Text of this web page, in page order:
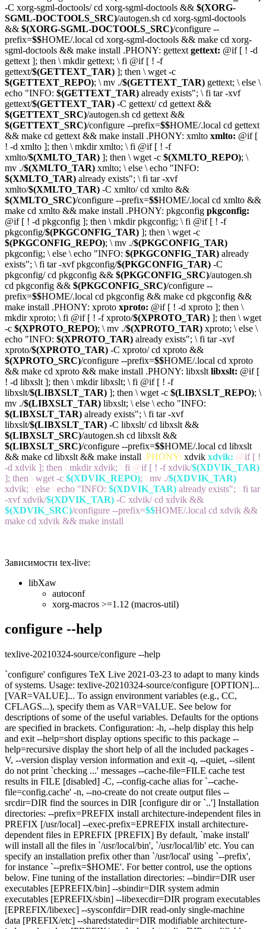
-C xorg-sgml-doctools/ cd xorg-sgml-doctools && $(XORG-
SGML-DOCTOOLS_SRC)/autogen.sh cd xorg-sgml-doctools
&& $(XORG-SGML-DOCTOOLS_SRC)/configure --
prefix=$$HOME/.local cd xorg-sgml-doctools && make cd xorg-
sgml-doctools && make install .PHONY: gettext gettext: @if [ ! -d
gettext ]; then \ mkdir gettext; \ fi @if [ ! -f
gettext/$(GETTEXT_TAR) ]; then \ wget -c
$(GETTEXT_REPO); \ mv ./$(GETTEXT_TAR) gettext; \ else \
echo "INFO: $(GETTEXT_TAR) already exists"; \ fi tar -xvf
gettext/$(GETTEXT_TAR) -C gettext/ cd gettext &&
$(GETTEXT_SRC)/autogen.sh cd gettext &&
$(GETTEXT_SRC)/configure --prefix=$$HOME/.local cd gettext
&& make cd gettext && make install .PHONY: xmlto xmlto: @if [
! -d xmlto ]; then \ mkdir xmlto; \ fi @if [ ! -f
xmlto/$(XMLTO_TAR) ]; then \ wget -c $(XMLTO_REPO); \
mv ./$(XMLTO_TAR) xmlto; \ else \ echo "INFO:
$(XMLTO_TAR) already exists"; \ fi tar -xvf
xmlto/$(XMLTO_TAR) -C xmlto/ cd xmlto &&
$(XMLTO_SRC)/configure --prefix=$$HOME/.local cd xmlto &&
make cd xmlto && make install .PHONY: pkgconfig pkgconfig:
@if [ ! -d pkgconfig ]; then \ mkdir pkgconfig; \ fi @if [ ! -f
pkgconfig/$(PKGCONFIG_TAR) ]; then \ wget -c
$(PKGCONFIG_REPO); \ mv ./$(PKGCONFIG_TAR)
pkgconfig; \ else \ echo "INFO: $(PKGCONFIG_TAR) already
exists"; \ fi tar -xvf pkgconfig/$(PKGCONFIG_TAR) -C
pkgconfig/ cd pkgconfig && $(PKGCONFIG_SRC)/autogen.sh
cd pkgconfig && $(PKGCONFIG_SRC)/configure --
prefix=$$HOME/.local cd pkgconfig && make cd pkgconfig &&
make install .PHONY: xproto xproto: @if [ ! -d xproto ]; then \
mkdir xproto; \ fi @if [ ! -f xproto/$(XPROTO_TAR) ]; then \ wget
-c $(XPROTO_REPO); \ mv ./$(XPROTO_TAR) xproto; \ else \
echo "INFO: $(XPROTO_TAR) already exists"; \ fi tar -xvf
xproto/$(XPROTO_TAR) -C xproto/ cd xproto &&
$(XPROTO_SRC)/configure --prefix=$$HOME/.local cd xproto
&& make cd xproto && make install .PHONY: libxslt libxslt: @if [
! -d libxslt ]; then \ mkdir libxslt; \ fi @if [ ! -f
libxslt/$(LIBXSLT_TAR) ]; then \ wget -c $(LIBXSLT_REPO); \
mv ./$(LIBXSLT_TAR) libxslt; \ else \ echo "INFO:
$(LIBXSLT_TAR) already exists"; \ fi tar -xvf
libxslt/$(LIBXSLT_TAR) -C libxslt/ cd libxslt &&
$(LIBXSLT_SRC)/autogen.sh cd libxslt &&
$(LIBXSLT_SRC)/configure --prefix=$$HOME/.local cd libxslt
&& make cd libxslt && make install .PHONY: xdvik xdvik: @if [ !
-d xdvik ]; then \ mkdir xdvik; \ fi @if [ ! -f xdvik/$(XDVIK_TAR)
]; then \ wget -c $(XDVIK_REPO); \ mv ./$(XDVIK_TAR)
xdvik; \ else \ echo "INFO: $(XDVIK_TAR) already exists"; \ fi tar
-xvf xdvik/$(XDVIK_TAR) -C xdvik/ cd xdvik &&
$(XDVIK_SRC)/configure --prefix=$$HOME/.local cd xdvik &&
make cd xdvik && make install
Зависимости tex-live:
libXaw
autoconf
xorg-macros >=1.12 (macros-util)
configure --help
texlive-20210324-source/configure --help
`configure' configures TeX Live 2021-03-23 to adapt to many kinds of systems. Usage: texlive-20210324-source/configure [OPTION]... [VAR=VALUE]... To assign environment variables (e.g., CC, CFLAGS...), specify them as VAR=VALUE. See below for descriptions of some of the useful variables. Defaults for the options are specified in brackets. Configuration: -h, --help display this help and exit --help=short display options specific to this package --help=recursive display the short help of all the included packages -V, --version display version information and exit -q, --quiet, --silent do not print `checking ...' messages --cache-file=FILE cache test results in FILE [disabled] -C, --config-cache alias for `--cache-file=config.cache' -n, --no-create do not create output files --srcdir=DIR find the sources in DIR [configure dir or `..'] Installation directories: --prefix=PREFIX install architecture-independent files in PREFIX [/usr/local] --exec-prefix=EPREFIX install architecture-dependent files in EPREFIX [PREFIX] By default, `make install' will install all the files in `/usr/local/bin', `/usr/local/lib' etc. You can specify an installation prefix other than `/usr/local' using `--prefix', for instance `--prefix=$HOME'. For better control, use the options below. Fine tuning of the installation directories: --bindir=DIR user executables [EPREFIX/bin] --sbindir=DIR system admin executables [EPREFIX/sbin] --libexecdir=DIR program executables [EPREFIX/libexec] --sysconfdir=DIR read-only single-machine data [PREFIX/etc] --sharedstatedir=DIR modifiable architecture-independent data [PREFIX/com] --localstatedir=DIR modifiable single-machine data [PREFIX/var] --libdir=DIR object code libraries [EPREFIX/lib] --includedir=DIR C header files [PREFIX/include] --oldincludedir=DIR C header files for non-gcc [/usr/include] --datarootdir=DIR read-only arch.-independent data root [PREFIX/share] --datadir=DIR read-only architecture-independent data [DATAROOTDIR] --infodir=DIR info documentation [DATAROOTDIR/info] --localedir=DIR locale-dependent data [DATAROOTDIR/locale] --mandir=DIR man documentation [DATAROOTDIR/man] --docdir=DIR documentation root [DATAROOTDIR/doc/tex-live] --htmldir=DIR html documentation [DOCDIR] --dvidir=DIR dvi documentation [DOCDIR] --pdfdir=DIR pdf documentation [DOCDIR] --psdir=DIR ps documentation [DOCDIR] Program names: --program-prefix=PREFIX prepend PREFIX to installed program names --program-suffix=SUFFIX append SUFFIX to installed program names --program-transform-name=PROGRAM run sed PROGRAM on installed program names X features: --x-includes=DIR X include files are in DIR --x-libraries=DIR X library files are in DIR System types: --build=BUILD configure for building on BUILD [guessed] --host=HOST cross-compile to build programs to run on HOST [BUILD] Optional Features: --disable-option-checking ignore unrecognized --enable/--with options --disable-FEATURE do not include FEATURE (same as --enable-FEATURE=no) --enable-FEATURE[=ARG] include FEATURE [ARG=yes] --disable-missing terminate if a requested program or feature must be disabled, e.g., due to missing libraries --disable-all-pkgs do not build packages unless explicitly enabled --disable-native-texlive-build do not build for the TeX Live binary distribution --enable-multiplatform put executables into bin/PLATFORM and libraries into lib/PLATFORM --enable-cxx-runtime-hack link C++ runtime statically --enable-libtool-hack ignore libtool dependency_libs --disable-autosp do not build the autosp package --disable-axodraw2 do not build the axodraw2 package --disable-devnag do not build the devnag package --disable-lacheck do not build the lacheck package --disable-m-tx do not build the m-tx package --disable-pmx do not build the pmx package --disable-ps2eps do not build the ps2eps package --disable-t1utils do not build the t1utils package --disable-texdoctk do not build the texdoctk package --disable-tpic2pdftex do not build the tpic2pdftex package --disable-vlna do not build the vlna package --enable-xindy build the xindy package --enable-xindy-rules build and install make-rules package --enable-xindy-docs build and install documentation --disable-xml2pmx do not build the xml2pmx package --disable-xpdfopen do not build the xpdfopen package --disable-web2c do not build the web2c (TeX & Co.) package --enable-auto-core cause TeX&MF to dump core, given a certain filename --disable-dump-share make fmt/base files architecture-dependent --disable-ipc disable TeX's --ipc option, i.e., pipe to a program --disable-tex do not compile and install TeX --enable-tex-synctex build TeX with SyncTeX support --enable-etex compile and install e-TeX --disable-etex-synctex build e-TeX without SyncTeX support --disable-ptex do not compile and install pTeX --disable-ptex-synctex build pTeX without SyncTeX support --disable-eptex do not compile and install e-pTeX --disable-eptex-synctex build e-pTeX without SyncTeX support --disable-uptex do not compile and install upTeX --disable-uptex-synctex build upTeX without SyncTeX support --disable-euptex do not compile and install e-upTeX --disable-euptex-synctex build e-upTeX without SyncTeX support --disable-aleph do not compile and install Aleph --disable-pdftex do not compile and install pdfTeX --disable-pdftex-synctex build pdfTeX without SyncTeX support --disable-luatex do not compile and install LuaTeX --disable-luajittex do not compile and install LuaJITTeX --disable-luahbtex do not compile and install LuaHBTeX --disable-luajithbtex do not compile and install LuaHBJITTeX --disable-mp do not compile and install MetaPost --disable-pmp do not compile and install pMetaPost --disable-upmp do not compile and install upMetaPost --disable-xetex do not compile and install XeTeX --disable-xetex-synctex build XeTeX without SyncTeX support --disable-mf do not compile and install METAFONT --disable-mf-nowin do not build a separate non-window-capable METAFONT --disable-mflua do not compile and install MFLua --enable-mflua-nowin build a separate non-window-capable MFLua --disable-mfluajit do not compile and install MFLuaJIT --enable-mfluajit-nowin build a separate non-window-capable MFLuaJIT --enable-epsfwin include EPSF pseudo window support --enable-hp2627win include HP 2627 window support --enable-mftalkwin include mftalk (generic server) window support --enable-nextwin include NeXT window support --enable-regiswin include Regis window support --enable-suntoolswin include old Suntools (not X) window support --enable-tektronixwin include Tektronix window support --enable-unitermwin include Uniterm window support --disable-web-progs do not build WEB programs bibtex ... weave --disable-synctex do not build the SyncTeX library and tool --disable-afm2pl do not build the afm2pl package --disable-bibtex-x do not build the bibtex-x package --disable-bibtex8 do not build the bibtex8 program --disable-bibtexu do not build the bibtexu program --disable-chktex do not build the chktex package --disable-cjkutils do not build the cjkutils package --disable-detex do not build the detex package --disable-dtl do not build the dtl package --disable-dvi2tty do not build the dvi2tty package --disable-dvidvi do not build the dvidvi package --disable-dviljk do not build the dviljk package --disable-dviout-util do not build the dviout-util package --disable-dvipdfm-x do not build the dvipdfm-x package --disable-dvipng do not build the dvipng package --disable-debug Compile without debug (-d) option --enable-timing Output execution time of dvipng --disable-dvipos do not build the dvipos package --disable-dvipsk do not build the dvipsk package --disable-dvisvgm do not build the dvisvgm package --disable-gregorio do not build the gregorio package --disable-gsftopk do not build the gsftopk package --disable-lcdf-typetools do not build the lcdf-typetools package --disable-cfftot1 do not build the cfftot1 program --disable-mmafm do not build the mmafm program --disable-mmpfb do not build the mmpfb program --disable-otfinfo do not build the otfinfo program --disable-otftotfm do not build the otftotfm program --disable-t1dotlessj do not build the t1dotlessj program --disable-t1lint do not build the t1lint program --disable-t1rawafm do not build the t1rawafm program --disable-t1reencode do not build the t1reencode program --disable-t1testpage do not build the t1testpage program --disable-ttftotype42 do not build the ttftotype42 program --disable-auto-cfftot1 disable run